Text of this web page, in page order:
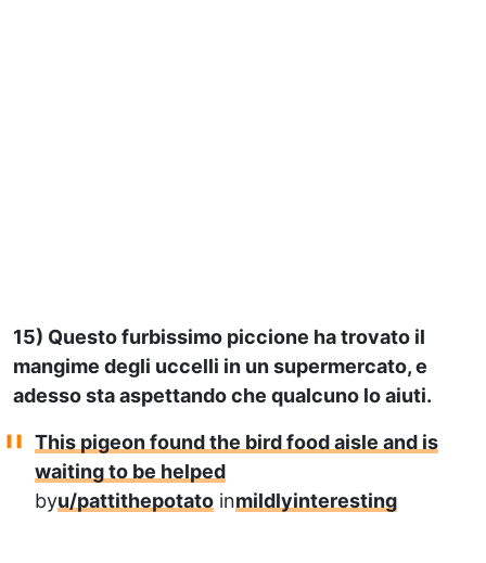
15) Questo furbissimo piccione ha trovato il
mangime degli uccelli in un supermercato, e
adesso sta aspettando che qualcuno lo aiuti.
This pigeon found the bird food aisle and is
waiting to be helped
byu/pattithepotato inmildlyinteresting